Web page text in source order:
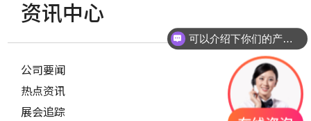
资讯中心
公司要闻
热点资讯
展会追踪
可以介绍下你们的产品么？